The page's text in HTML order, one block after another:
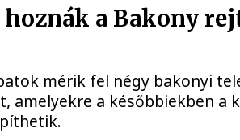
hoznák a Bakony
mérik fel négy bakonyi
amelyekre a későbbiekben a